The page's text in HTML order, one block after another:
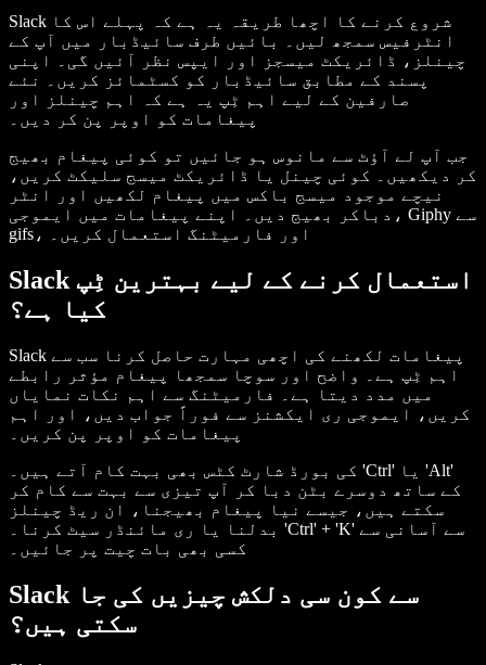
Slack شروع کرنے کا اچھا طریقہ یہ ہے کہ پہلے اس کا
انٹرفیس سمجھ لیں۔ بائیں طرف سائیڈبار میں آپ کے
چینلز، ڈائریکٹ میسجز اور ایپس نظر آئیں گی۔ اپنی
پسند کے مطابق سائیڈبار کو کسٹمائز کریں۔ نئے
صارفین کے لیے اہم ٹِپ یہ ہے کہ اہم چینلز اور
پیغامات کو اوپر پن کر دیں۔
جب آپ لے آؤٹ سے مانوس ہو جائیں تو کوئی پیغام بھیج
کر دیکھیں۔ کوئی چینل یا ڈائریکٹ میسج سلیکٹ کریں،
نیچے موجود میسج باکس میں پیغام لکھیں اور انٹر
دباکر بھیج دیں۔ اپنے پیغامات میں ایموجی، Giphy سے
gifs، اور فارمیٹنگ استعمال کریں۔
Slack استعمال کرنے کے لیے بہترین ٹِپ
کیا ہے؟
Slack پیغامات لکھنے کی اچھی مہارت حاصل کرنا سب سے
اہم ٹِپ ہے۔ واضح اور سوچا سمجھا پیغام مؤثر رابطے
میں مدد دیتا ہے۔ فارمیٹنگ سے اہم نکات نمایاں
کریں، ایموجی ری ایکشنز سے فوراً جواب دیں، اور اہم
پیغامات کو اوپر پن کریں۔
کی بورڈ شارٹ کٹس بھی بہت کام آتے ہیں۔ 'Ctrl' یا 'Alt'
کے ساتھ دوسرے بٹن دبا کر آپ تیزی سے بہت سے کام کر
سکتے ہیں، جیسے نیا پیغام بھیجنا، ان ریڈ چینلز
بدلنا یا ری مائنڈر سیٹ کرنا۔ 'Ctrl' + 'K' سے آسانی سے
کسی بھی بات چیت پر جائیں۔
Slack سے کون سی دلکش چیزیں کی جا
سکتی ہیں؟